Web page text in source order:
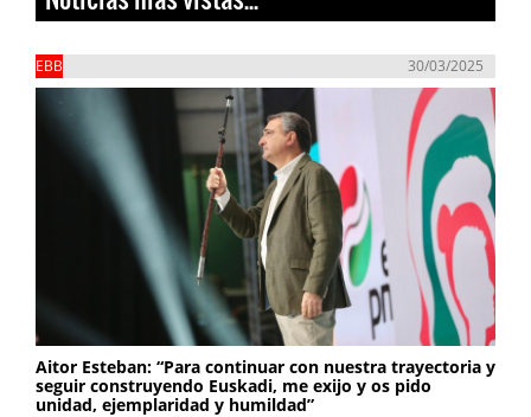
EBB 30/03/2025
Aitor Esteban: “Para continuar con nuestra trayectoria y
seguir construyendo Euskadi, me exijo y os pido
unidad, ejemplaridad y humildad”